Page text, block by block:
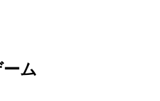
ム